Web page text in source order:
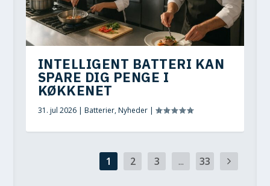
INTELLIGENT BATTERI KAN
SPARE DIG PENGE I
KØKKENET
31. jul 2026| Batterier,Nyheder|
1 2 3 ... 33